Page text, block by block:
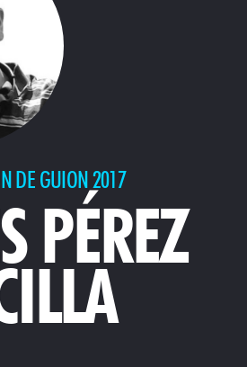
DE GUION 2017
PÉREZ